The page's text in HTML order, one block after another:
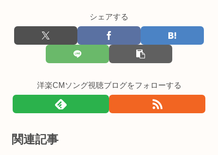
シェアする
洋楽CMソング視聴ブログをフォローする
関連記事